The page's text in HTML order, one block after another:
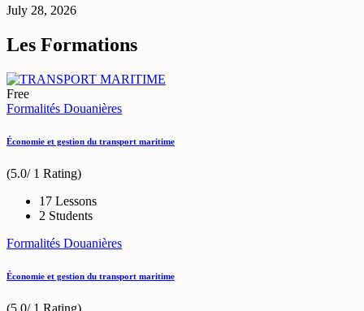
July 28, 2026
Les Formations
Free
Formalités Douanières
Économie et gestion du transport maritime
(5.0/ 1 Rating)
17 Lessons
2 Students
Formalités Douanières
Économie et gestion du transport maritime
(5.0/ 1 Rating)